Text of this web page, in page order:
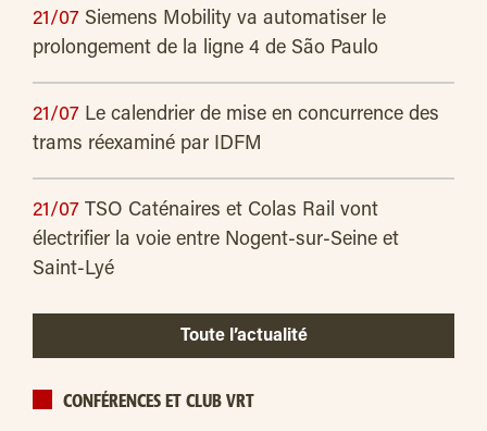
21/07 Siemens Mobility va automatiser le
prolongement de la ligne 4 de São Paulo
21/07 Le calendrier de mise en concurrence des
trams réexaminé par IDFM
21/07 TSO Caténaires et Colas Rail vont
électrifier la voie entre Nogent-sur-Seine et
Saint-Lyé
Toute l’actualité
CONFÉRENCES ET CLUB VRT